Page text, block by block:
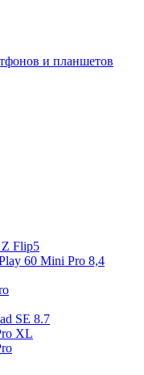
и планшетов
Z Flip5
60 Mini Pro 8,4
SE 8.7
XL